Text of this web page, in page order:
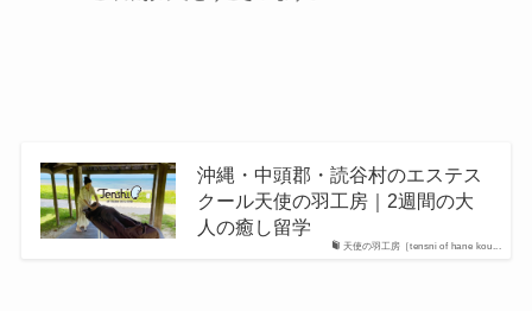
天使の羽工房［tensni of hane kou...
沖縄・中頭郡・読谷村のエステス
クール天使の羽工房｜2週間の大
人の癒し留学